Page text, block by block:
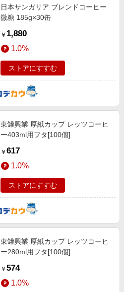
日本サンガリア ブレンドコーヒー
微糖 185g×30缶
￥ 1,880
1.0%
ストアにすすむ
東罐興業 厚紙カップ レッツコーヒ
ー403ml用フタ[100個]
￥ 617
1.0%
ストアにすすむ
東罐興業 厚紙カップ レッツコーヒ
ー280ml用フタ[100個]
￥ 574
1.0%